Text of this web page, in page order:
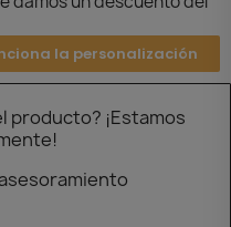
la personalización
producto? ¡Estamos